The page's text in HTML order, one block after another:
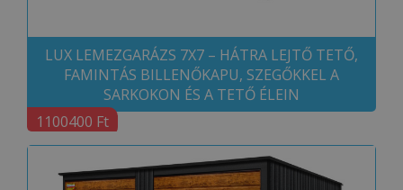
LUX LEMEZGARÁZS 7X7 – HÁTRA LEJTŐ TETŐ,
FAMINTÁS BILLENŐKAPU, SZEGŐKKEL A
SARKOKON ÉS A TETŐ ÉLEIN
1100400 Ft